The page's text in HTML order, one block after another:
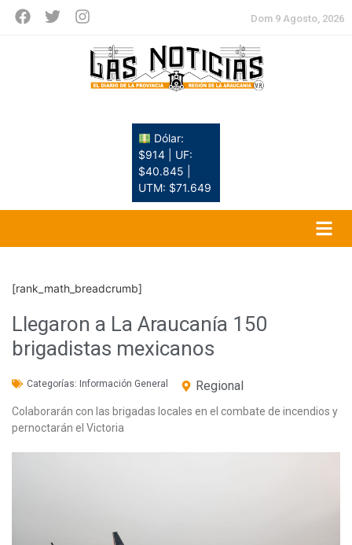
Dom 9 Agosto, 2026
Dólar:
$914 | UF:
$40.845 |
UTM: $71.649
[rank_math_breadcrumb]
Llegaron a La Araucanía 150
brigadistas mexicanos
Categorías: Información General Regional
Colaborarán con las brigadas locales en el combate de incendios y
pernoctarán el Victoria